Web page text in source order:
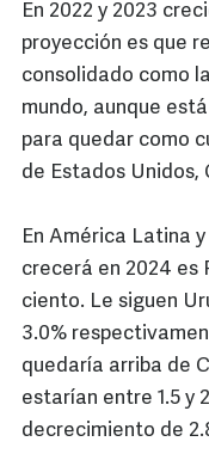
En 2022 y 2023
proyección es que
consolidado como
mundo, aunque
para quedar como
de Estados Unidos,
En América Latina
crecerá en 2024 es
ciento. Le siguen
3.0%
quedaría arriba de
estarían entre 1.5 y
decrecimiento de